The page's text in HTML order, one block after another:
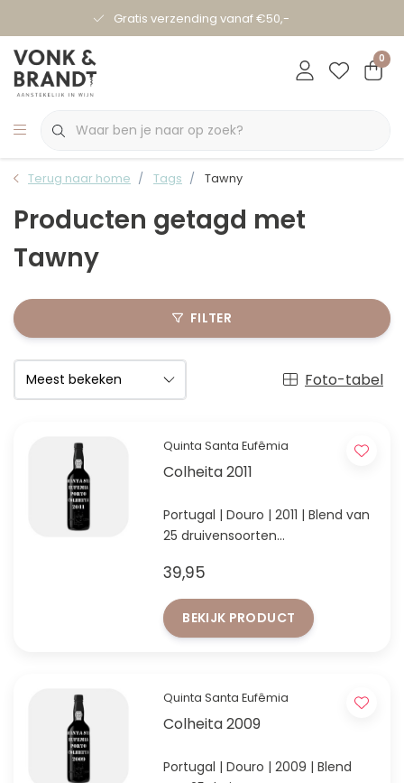
Gratis verzending vanaf €50,-
0
Terug naar home Tags Tawny
Producten getagd met
Tawny
FILTER
Foto-tabel
Quinta Santa Eufêmia
Colheita 2011
Portugal | Douro | 2011 | Blend van
25 druivensoorten
iedere portliefhebber!
39,95
BEKIJK PRODUCT
Quinta Santa Eufêmia
Colheita 2009
Portugal | Douro | 2009 | Blend